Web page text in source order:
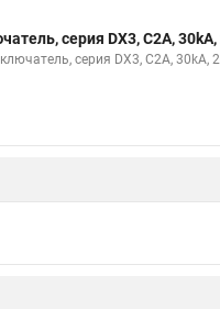
серия DX3, С2A,
серия DX3, С2A, 30kA,